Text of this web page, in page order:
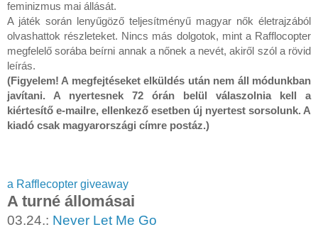
feminizmus mai állását.
A játék során lenyűgöző teljesítményű magyar nők életrajzából
olvashattok részleteket. Nincs más dolgotok, mint a Rafflocopter
megfelelő sorába beírni annak a nőnek a nevét, akiről szól a rövid
(Figyelem! A megfejtéseket elküldés után nem áll módunkban
javítani. A nyertesnek 72 órán belül válaszolnia kell a
kiértesítő e-mailre, ellenkező esetben új nyertest sorsolunk. A
kiadó csak magyarországi címre postáz.)
a Rafflecopter giveaway
A turné állomásai
03.24.: Never Let Me Go